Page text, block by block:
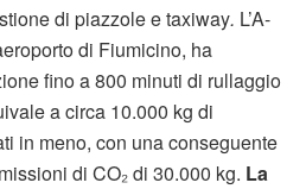
di piazzole e taxiway. L’A-
di Fiumicino, ha
fino a 800 minuti di rullaggio
a circa 10.000 kg di
in meno, con una conseguente
di CO₂ di 30.000 kg. La